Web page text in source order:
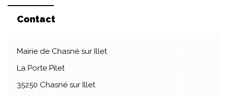
Contact
Mairie de Chasné sur Illet
La Porte Pilet
35250 Chasné sur Illet